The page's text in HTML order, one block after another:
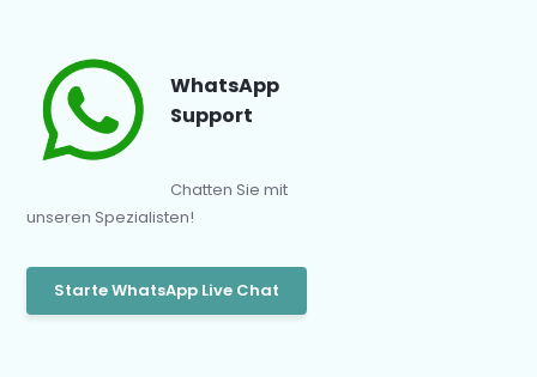
WhatsApp
Support
Chatten Sie mit
unseren Spezialisten!
Starte WhatsApp Live Chat